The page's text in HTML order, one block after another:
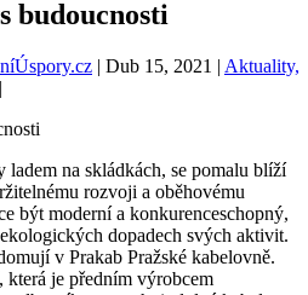
budoucnosti
| Dub 15, 2021 | Aktuality,
|
na skládkách, se pomalu blíží
rozvoji a oběhovému
být moderní a konkurenceschopný,
dopadech svých aktivit.
v Prakab Pražské kabelovně.
která je předním výrobcem